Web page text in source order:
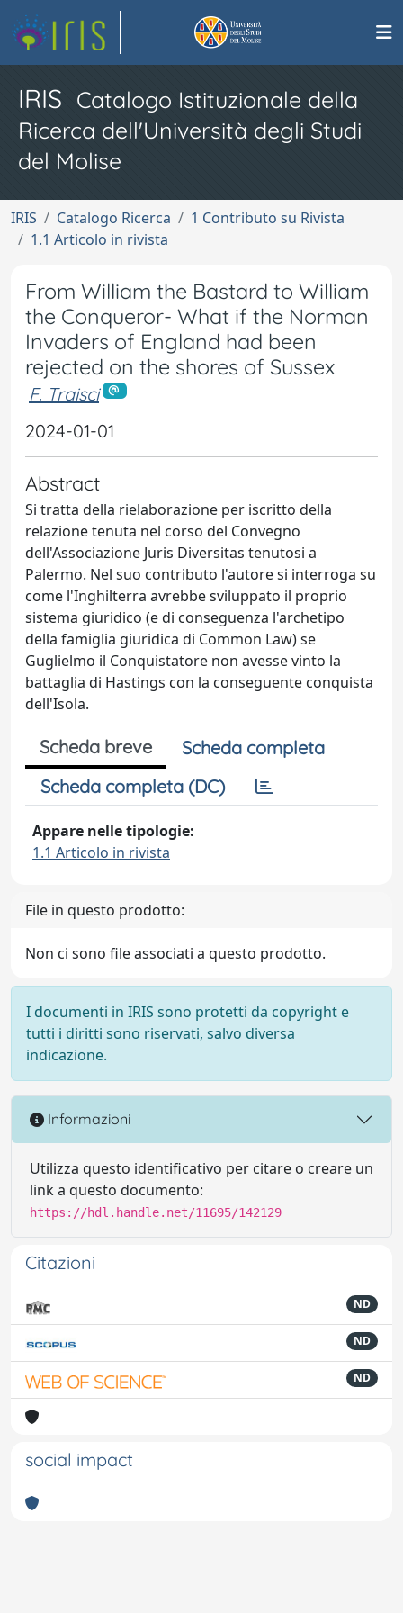
IRIS Catalogo Istituzionale della
Ricerca dell'Università degli Studi
del Molise
IRIS Catalogo Ricerca
1 Contributo su Rivista
1.1 Articolo in rivista
From William the Bastard to William
the Conqueror- What if the Norman
Invaders of England had been
rejected on the shores of Sussex
F. Traisci
2024-01-01
Abstract
Si tratta della rielaborazione per iscritto della
relazione tenuta nel corso del Convegno
dell'Associazione Juris Diversitas tenutosi a
Palermo. Nel suo contributo l'autore si interroga su
come l'Inghilterra avrebbe sviluppato il proprio
sistema giuridico (e di conseguenza l'archetipo
della famiglia giuridica di Common Law) se
Guglielmo il Conquistatore non avesse vinto la
battaglia di Hastings con la conseguente conquista
dell'Isola.
Scheda breve
Scheda completa
Scheda completa (DC)
Appare nelle tipologie:
1.1 Articolo in rivista
File in questo prodotto:
Non ci sono file associati a questo prodotto.
I documenti in IRIS sono protetti da copyright e
tutti i diritti sono riservati, salvo diversa
indicazione.
Informazioni
Utilizza questo identificativo per citare o creare un
link a questo documento:
https://hdl.handle.net/11695/142129
Citazioni
ND
ND
ND
social impact